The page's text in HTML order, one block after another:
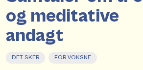
og meditative
andagt
DET SKER FOR VOKSNE